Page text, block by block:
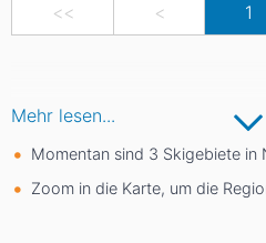
<< < 1
Mehr lesen...
Momentan sind 3 Skigebiete in
Zoom in die Karte, um die